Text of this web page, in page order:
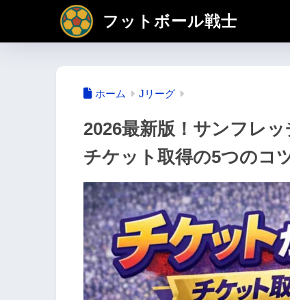
フットボール戦士
ホーム Jリーグ
2026最新版！サンフレ
チケット取得の5つのコ